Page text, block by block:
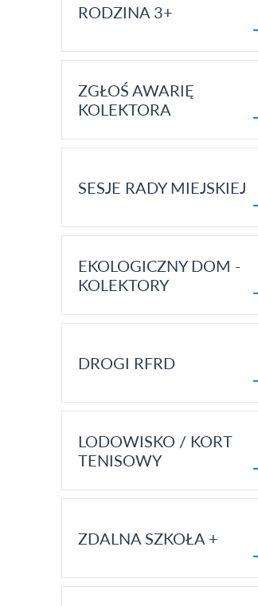
RODZINA 3+
ZGŁOŚ AWARIĘ
KOLEKTORA
SESJE RADY MIEJSKIEJ
EKOLOGICZNY DOM -
KOLEKTORY
DROGI RFRD
LODOWISKO / KORT
TENISOWY
ZDALNA SZKOŁA +